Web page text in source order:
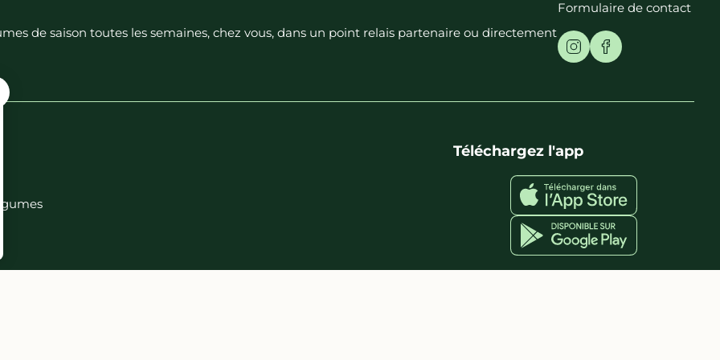
de saison toutes les semaines, chez vous, dans un point relais partenaire ou directement
Formulaire de contact
Téléchargez l'app